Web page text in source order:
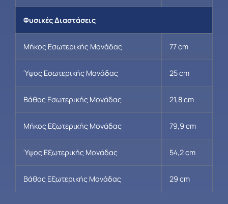
Φυσικές Διαστάσεις
Μήκος Εσωτερικής Μονάδας 77 cm
Ύψος Εσωτερικής Μονάδας 25 cm
Βάθος Εσωτερικής Μονάδας 21,8 cm
Μήκος Εξωτερικής Μονάδας 79,9 cm
Ύψος Εξωτερικής Μονάδας 54,2 cm
Βάθος Εξωτερικής Μονάδας 29 cm